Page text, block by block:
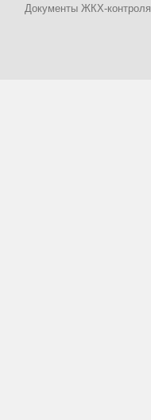
Документы ЖКХ-контроля